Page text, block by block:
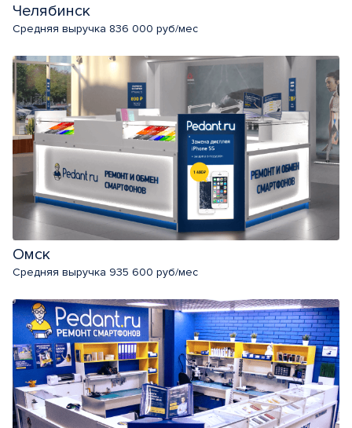
Челябинск
Средняя выручка 836 000 руб/мес
Омск
Средняя выручка 935 600 руб/мес